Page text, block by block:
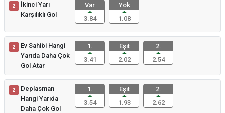
2
İkinci Yarı
Karşılıklı Gol
Var
3.84
Yok
1.08
2
Ev Sahibi Hangi
Yarıda Daha Çok
Gol Atar
1.
3.41
Eşit
2.02
2.
2.54
2
Deplasman
Hangi Yarıda
Daha Çok Gol
1.
3.54
Eşit
1.93
2.
2.62